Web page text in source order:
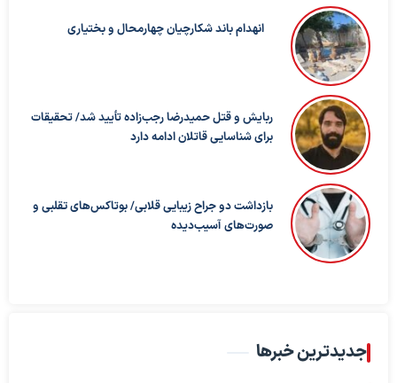
انهدام باند شکارچیان چهارمحال و بختیاری
ربایش و قتل حمیدرضا رجب‌زاده تأیید شد/ تحقیقات
برای شناسایی قاتلان ادامه دارد
بازداشت دو جراح زیبایی قلابی/ بوتاکس‌های تقلبی و
صورت‌های آسیب‌دیده
جدیدترین خبرها